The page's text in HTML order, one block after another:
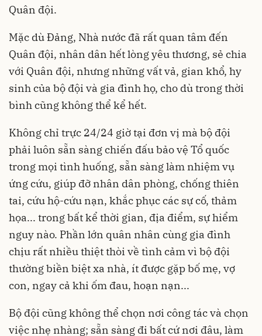
Quân đội.
Mặc dù Đảng, Nhà nước đã rất quan tâm đến
Quân đội, nhân dân hết lòng yêu thương, sẻ chia
với Quân đội, nhưng những vất vả, gian khổ, hy
sinh của bộ đội và gia đình họ, cho dù trong thời
bình cũng không thể kể hết.
Không chỉ trực 24/24 giờ tại đơn vị mà bộ đội
phải luôn sẵn sàng chiến đấu bảo vệ Tổ quốc
trong mọi tình huống, sẵn sàng làm nhiệm vụ
ứng cứu, giúp đỡ nhân dân phòng, chống thiên
tai, cứu hộ-cứu nạn, khắc phục các sự cố, thảm
họa... trong bất kể thời gian, địa điểm, sự hiểm
nguy nào. Phần lớn quân nhân cùng gia đình
chịu rất nhiều thiệt thòi về tình cảm vì bộ đội
thường biền biệt xa nhà, ít được gặp bố mẹ, vợ
con, ngay cả khi ốm đau, hoạn nạn...
Bộ đội cũng không thể chọn nơi công tác và chọn
việc nhẹ nhàng; sẵn sàng đi bất cứ nơi đâu, làm